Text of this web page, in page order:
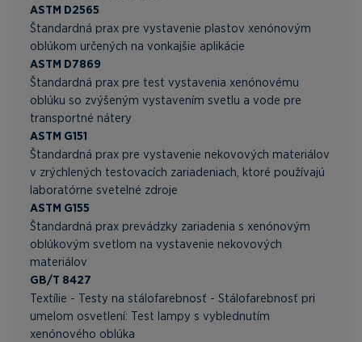
ASTM D2565
Štandardná prax pre vystavenie plastov xenónovým
oblúkom určených na vonkajšie aplikácie
ASTM D7869
Štandardná prax pre test vystavenia xenónovému
oblúku so zvýšeným vystavením svetlu a vode pre
transportné nátery
ASTM G151
Štandardná prax pre vystavenie nekovových materiálov
v zrýchlených testovacích zariadeniach, ktoré používajú
laboratórne svetelné zdroje
ASTM G155
Štandardná prax prevádzky zariadenia s xenónovým
oblúkovým svetlom na vystavenie nekovových
materiálov
GB/T 8427
Textílie - Testy na stálofarebnosť - Stálofarebnosť pri
umelom osvetlení: Test lampy s vyblednutím
xenónového oblúka